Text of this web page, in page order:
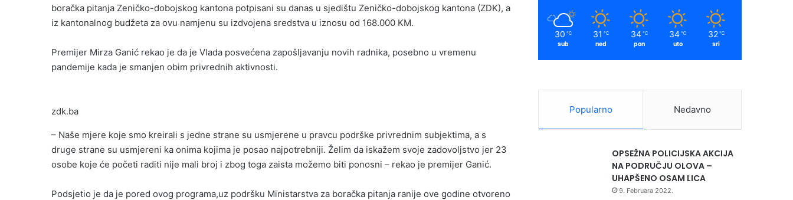
boračka pitanja Zeničko-dobojskog kantona potpisani su danas u sjedištu Zeničko-dobojskog kantona (ZDK), a
iz kantonalnog budžeta za ovu namjenu su izdvojena sredstva u iznosu od 168.000 KM.
Premijer Mirza Ganić rekao je da je Vlada posvećena zapošljavanju novih radnika, posebno u vremenu
pandemije kada je smanjen obim privrednih aktivnosti.
zdk.ba
– Naše mjere koje smo kreirali s jedne strane su usmjerene u pravcu podrške privrednim subjektima, a s
druge strane su usmjereni ka onima kojima je posao najpotrebniji. Želim da iskažem svoje zadovoljstvo jer 23
osobe koje će početi raditi nije mali broj i zbog toga zaista možemo biti ponosni – rekao je premijer Ganić.
Podsjetio je da je pored ovog programa,uz podršku Ministarstva za boračka pitanja ranije ove godine otvoreno
30 ℃
sub
31 ℃
ned
34 ℃
pon
34 ℃
uto
32 ℃
sri
Popularno Nedavno
OPSEŽNA POLICIJSKA AKCIJA
NA PODRUČJU OLOVA –
UHAPŠENO OSAM LICA
9. Februara 2022.